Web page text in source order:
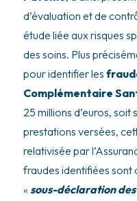
d’évaluation et de
étude liée aux risques
des soins. Plus
pour identifier les
Complémentaire
25 millions d’euros, soit
prestations versées,
relativisée par
fraudes identifiées sont
«sous-déclaration